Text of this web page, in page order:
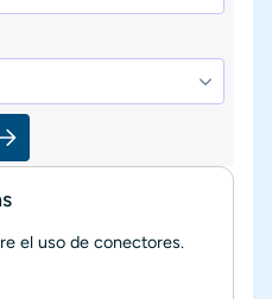
el uso de conectores.